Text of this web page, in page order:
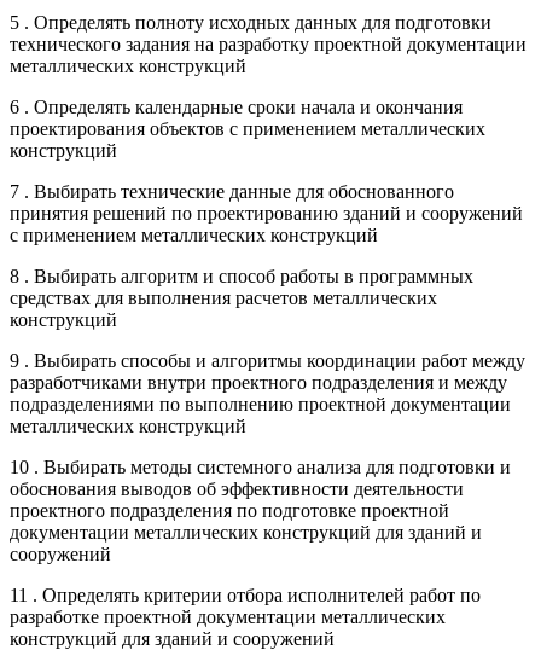
5 . Определять полноту исходных данных для подготовки
технического задания на разработку проектной документации
металлических конструкций
6 . Определять календарные сроки начала и окончания
проектирования объектов с применением металлических
конструкций
7 . Выбирать технические данные для обоснованного
принятия решений по проектированию зданий и сооружений
с применением металлических конструкций
8 . Выбирать алгоритм и способ работы в программных
средствах для выполнения расчетов металлических
конструкций
9 . Выбирать способы и алгоритмы координации работ между
разработчиками внутри проектного подразделения и между
подразделениями по выполнению проектной документации
металлических конструкций
10 . Выбирать методы системного анализа для подготовки и
обоснования выводов об эффективности деятельности
проектного подразделения по подготовке проектной
документации металлических конструкций для зданий и
сооружений
11 . Определять критерии отбора исполнителей работ по
разработке проектной документации металлических
конструкций для зданий и сооружений